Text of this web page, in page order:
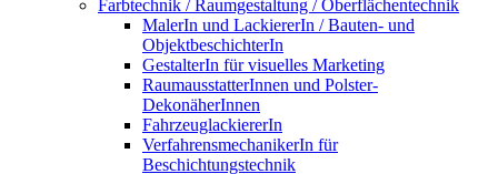
Farbtechnik / Raumgestaltung / Oberflächentechnik
MalerIn und LackiererIn / Bauten- und
ObjektbeschichterIn
GestalterIn für visuelles Marketing
RaumausstatterInnen und Polster-
DekonäherInnen
FahrzeuglackiererIn
VerfahrensmechanikerIn für
Beschichtungstechnik